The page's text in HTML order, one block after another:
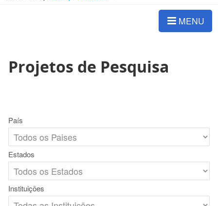
MENU
Projetos de Pesquisa
País
Estados
Instituições